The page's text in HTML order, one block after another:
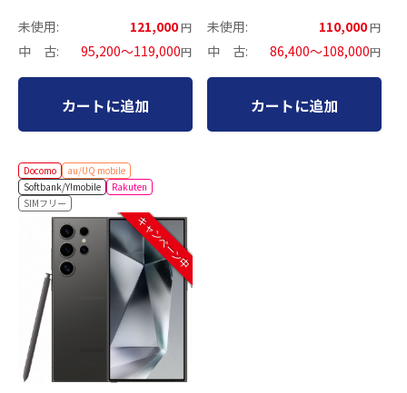
未使用: 121,000円
中 古: 95,200～119,000円
カートに追加
未使用: 110,000円
中 古: 86,400～108,000円
カートに追加
Docomo
au/UQ mobile
Softbank/Y!mobile
Rakuten
SIMフリー
キャンペーン中